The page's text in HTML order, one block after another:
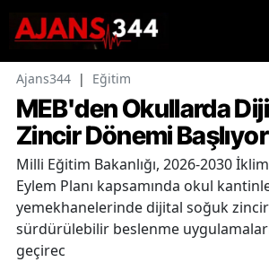
Ajans344 | Eğitim
MEB'den Okullarda
Zincir Dönemi Başlıyor
Milli Eğitim Bakanlığı, 2026-2030
Eylem Planı kapsamında okul
yemekhanelerinde dijital soğuk
sürdürülebilir beslenme
geçirec